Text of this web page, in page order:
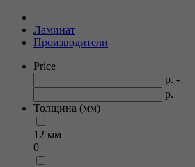
Ламинат
Производители
Price
р. -
р.
Толщина (мм)
12 мм
0